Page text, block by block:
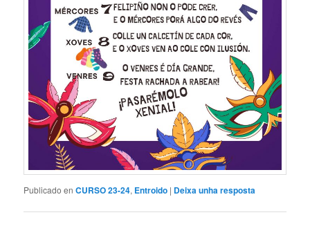
Publicado en CURSO 23-24, Entroido | Deixa unha resposta